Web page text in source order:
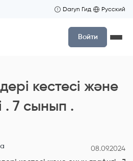
Daryn Гид Русский
Войти
кестесі және
. 7 сынып .
08.09.2024